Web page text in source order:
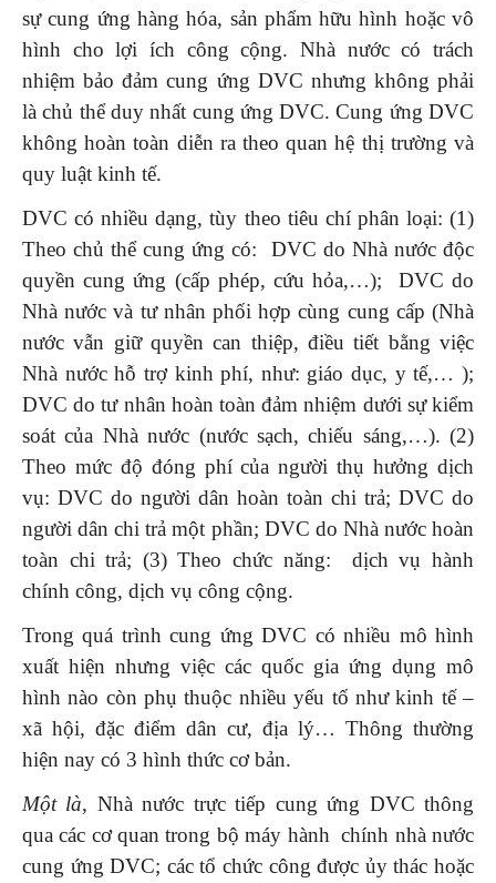
sự cung ứng hàng hóa, sản phẩm hữu hình hoặc vô
hình cho lợi ích công cộng. Nhà nước có trách
nhiệm bảo đảm cung ứng DVC nhưng không phải
là chủ thể duy nhất cung ứng DVC. Cung ứng DVC
không hoàn toàn diễn ra theo quan hệ thị trường và
quy luật kinh tế.
DVC có nhiều dạng, tùy theo tiêu chí phân loại: (1)
Theo chủ thể cung ứng có: DVC do Nhà nước độc
quyền cung ứng (cấp phép, cứu hỏa,…); DVC do
Nhà nước và tư nhân phối hợp cùng cung cấp (Nhà
nước vẫn giữ quyền can thiệp, điều tiết bằng việc
Nhà nước hỗ trợ kinh phí, như: giáo dục, y tế,… );
DVC do tư nhân hoàn toàn đảm nhiệm dưới sự kiểm
soát của Nhà nước (nước sạch, chiếu sáng,…). (2)
Theo mức độ đóng phí của người thụ hưởng dịch
vụ: DVC do người dân hoàn toàn chi trả; DVC do
người dân chi trả một phần; DVC do Nhà nước hoàn
toàn chi trả; (3) Theo chức năng: dịch vụ hành
chính công, dịch vụ công cộng.
Trong quá trình cung ứng DVC có nhiều mô hình
xuất hiện nhưng việc các quốc gia ứng dụng mô
hình nào còn phụ thuộc nhiều yếu tố như kinh tế –
xã hội, đặc điểm dân cư, địa lý… Thông thường
hiện nay có 3 hình thức cơ bản.
Một là, Nhà nước trực tiếp cung ứng DVC thông
qua các cơ quan trong bộ máy hành chính nhà nước
cung ứng DVC; các tổ chức công được ủy thác hoặc